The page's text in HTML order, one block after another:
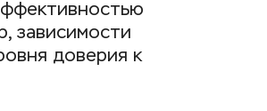
зависимости
доверия к